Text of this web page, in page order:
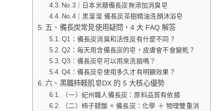
No.3｜日本米糠備長炭無添加消臭皂
No.4｜黑溜溜 備長炭茶樹精油洗顏沐浴皂
五、備長炭常見使用疑問，4 大 FAQ 解答
Q1：備長炭消臭和活性炭有什麼不同？
Q2：每天用含備長炭的皂，皮膚會不會變乾？
Q3：備長炭皂可以用來洗臉嗎？
Q4：備長炭皂使用多久才有明顯效果？
六、黑職柿軽肌皂DX 的 5 大核心優勢
（一）紀州職人備長炭：原料品質有依據
（二）柿子鞣酸 × 備長炭：化學 ＋ 物理雙重消